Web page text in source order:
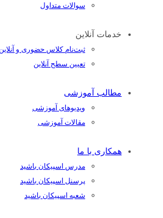
سوالات متداول
خدمات آنلاین
ثبت‌نام کلاس حضوری و آنلاین
تعیین سطح آنلاین
مطالب آموزشی
ویدیوهای آموزشی
مقالات آموزشی
همکاری با ما
مدرس اسپیکان باشید
پرسنل اسپیکان باشید
شعبه اسپیکان باشید